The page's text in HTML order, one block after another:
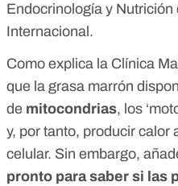
Endocrinología y
Internacional .
Como explica la Clínica
que la grasa marrón
de mitocondrias, los
y, por tanto, producir calor
celular. Sin embargo,
pronto para saber si las